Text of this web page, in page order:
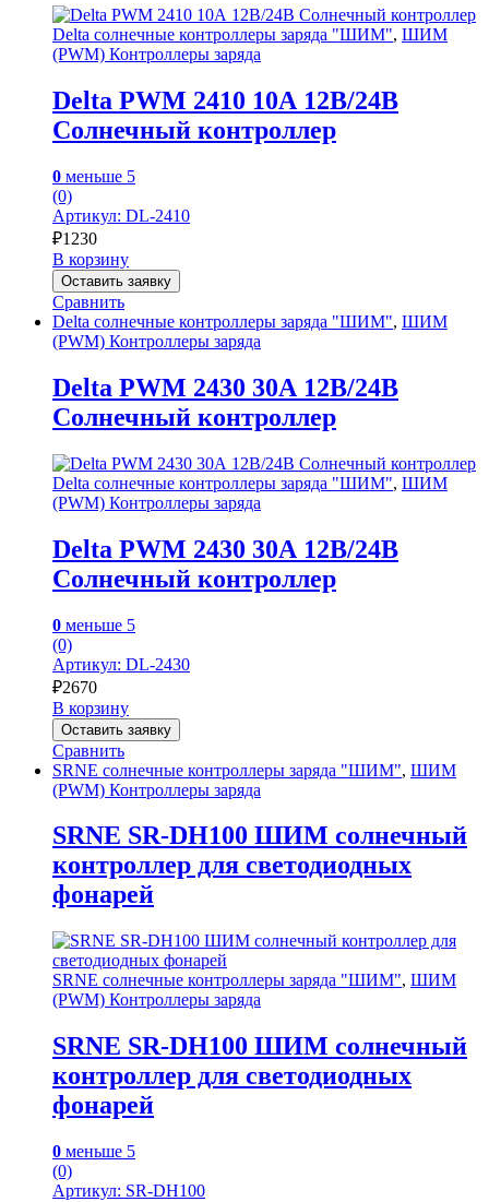
Delta солнечные контроллеры заряда "ШИМ", ШИМ
(PWM) Контроллеры заряда
Delta PWM 2410 10А 12В/24В
Солнечный контроллер
0 меньше 5
(0)
Артикул: DL-2410
₽1230
В корзину
Оставить заявку
Сравнить
Delta солнечные контроллеры заряда "ШИМ", ШИМ
(PWM) Контроллеры заряда
Delta PWM 2430 30А 12В/24В
Солнечный контроллер
Delta солнечные контроллеры заряда "ШИМ", ШИМ
(PWM) Контроллеры заряда
Delta PWM 2430 30А 12В/24В
Солнечный контроллер
0 меньше 5
(0)
Артикул: DL-2430
₽2670
В корзину
Оставить заявку
Сравнить
SRNE солнечные контроллеры заряда "ШИМ", ШИМ
(PWM) Контроллеры заряда
SRNE SR-DH100 ШИМ солнечный
контроллер для светодиодных
фонарей
SRNE солнечные контроллеры заряда "ШИМ", ШИМ
(PWM) Контроллеры заряда
SRNE SR-DH100 ШИМ солнечный
контроллер для светодиодных
фонарей
0 меньше 5
(0)
Артикул: SR-DH100